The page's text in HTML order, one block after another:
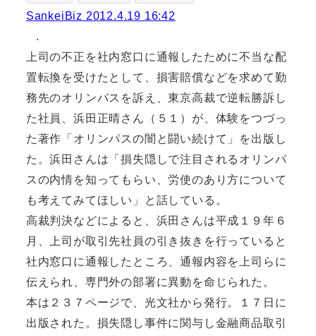
SankeiBiz 2012.4.19 16:42
.
上司の不正を社内窓口に通報したために不当な配
置転換を受けたとして、損害賠償などを求めて勤
務先のオリンパスを訴え、東京高裁で逆転勝訴し
た社員、浜田正晴さん（５１）が、体験をつづっ
た著作「オリンパスの闇と闘い続けて」を出版し
た。浜田さんは「損失隠しで注目されるオリンパ
スの内情を知ってもらい、労使のあり方について
も考えてみてほしい」と話している。
高裁判決などによると、浜田さんは平成１９年６
月、上司が取引先社員の引き抜きを行っていると
社内窓口に通報したところ、通報内容を上司らに
伝えられ、専門外の部署に異動を命じられた。
本は２３７ページで、光文社から発行。１７日に
出版された。損失隠し事件に関与し金融商品取引